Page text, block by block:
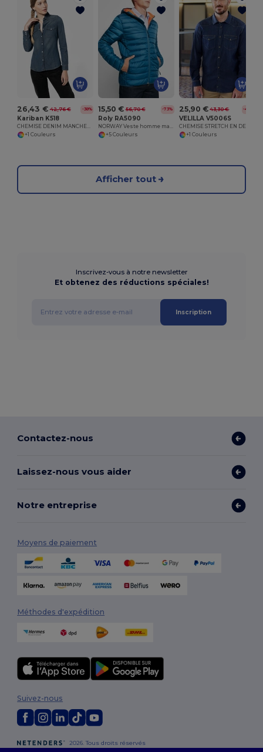
26,43 € 42,76 € -38%
Kariban K518
+1 Couleurs
15,50 € 56,70 € -73%
Roly RA5090
+5 Couleurs
25,90 € 43,30 € -40%
VELILLA V5006S
+1 Couleurs
Afficher tout
Inscrivez-vous à notre newsletter
Et obtenez des réductions spéciales!
Inscription
Contactez-nous
Laissez-nous vous aider
Notre entreprise
Moyens de paiement
Méthodes d'expédition
2026. Tous droits réservés
Suivez-nous